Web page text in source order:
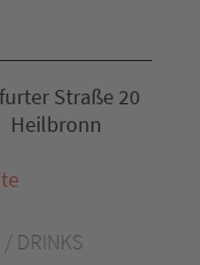
/ DRINKS
Straße 20
Heilbronn